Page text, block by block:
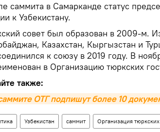
саммита в Самарканде статус
к Узбекистану.
совет был образован в 2009-м.
Казахстан, Кыргызстан и
к союзу в 2019 году. В
в Организацию тюркских
также:
ОТГ подпишут более 10
Узбекистан саммит Организация тюркских